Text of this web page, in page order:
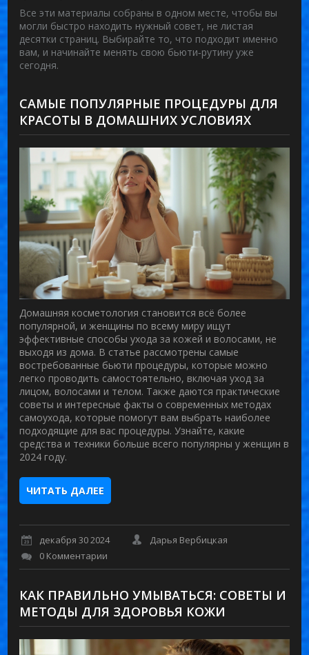
Все эти материалы собраны в одном месте, чтобы вы
могли быстро находить нужный совет, не листая
десятки страниц. Выбирайте то, что подходит именно
вам, и начинайте менять свою бьюти‑рутину уже
сегодня.
САМЫЕ ПОПУЛЯРНЫЕ ПРОЦЕДУРЫ ДЛЯ
КРАСОТЫ В ДОМАШНИХ УСЛОВИЯХ
Домашняя косметология становится всё более
популярной, и женщины по всему миру ищут
эффективные способы ухода за кожей и волосами, не
выходя из дома. В статье рассмотрены самые
востребованные бьюти процедуры, которые можно
легко проводить самостоятельно, включая уход за
лицом, волосами и телом. Также даются практические
советы и интересные факты о современных методах
самоухода, которые помогут вам выбрать наиболее
подходящие для вас процедуры. Узнайте, какие
средства и техники больше всего популярны у женщин в
2024 году.
ЧИТАТЬ ДАЛЕЕ
декабря 30 2024
Дарья Вербицкая
0 Комментарии
КАК ПРАВИЛЬНО УМЫВАТЬСЯ: СОВЕТЫ И
МЕТОДЫ ДЛЯ ЗДОРОВЬЯ КОЖИ